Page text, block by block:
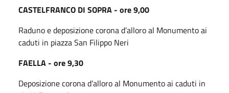
CASTELFRANCO DI SOPRA - ore 9,00
Raduno e deposizione corona d’alloro al Monumento ai
caduti in piazza San Filippo Neri
FAELLA - ore 9,30
Deposizione corona d’alloro al Monumento ai caduti in